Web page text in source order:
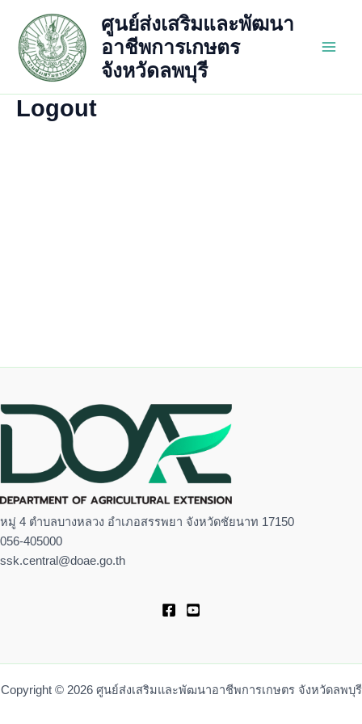
content
ศูนย์ส่งเสริมและพัฒนา
อาชีพการเกษตร
จังหวัดลพบุรี
Logout
หมู่ 4 ตำบลบางหลวง อำเภอสรรพยา จังหวัดชัยนาท 17150
056-405000
ssk.central@doae.go.th
Copyright © 2026 ศูนย์ส่งเสริมและพัฒนาอาชีพการเกษตร จังหวัดลพบุรี